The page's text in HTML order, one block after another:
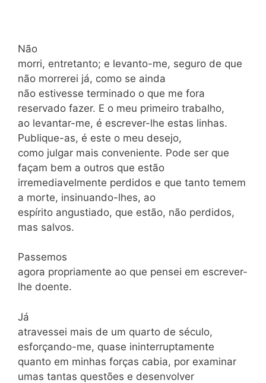
Não
morri, entretanto; e levanto-me, seguro de que
não morrerei já, como se ainda
não estivesse terminado o que me fora
reservado fazer. E o meu primeiro trabalho,
ao levantar-me, é escrever-lhe estas linhas.
Publique-as, é este o meu desejo,
como julgar mais conveniente. Pode ser que
façam bem a outros que estão
irremediavelmente perdidos e que tanto temem
a morte, insinuando-lhes, ao
espírito angustiado, que estão, não perdidos,
mas salvos.
Passemos
agora propriamente ao que pensei em escrever-
lhe doente.
Já
atravessei mais de um quarto de século,
esforçando-me, quase ininterruptamente
quanto em minhas forças cabia, por examinar
umas tantas questões e desenvolver